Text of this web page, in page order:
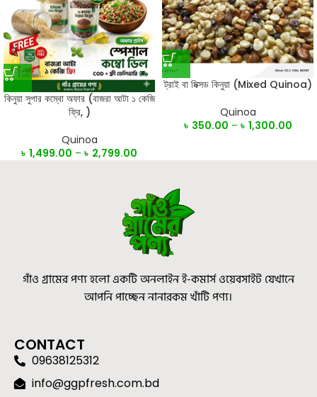
কিনুয়া সুপার কম্বো অফার (বাজরা আটা ১ কেজি
ফ্রি, )
Quinoa
৳ 1,499.00 – ৳ 2,799.00
ট্রাই বা মিক্সড কিনুয়া (Mixed Quinoa)
Quinoa
৳ 350.00 – ৳ 1,300.00
গাঁও গ্রামের পণ্য হলো একটি অনলাইন ই-কমার্স ওয়েবসাইট যেখানে
আপনি পাচ্ছেন নানারকম খাঁটি পণ্য।
CONTACT
09638125312
info@ggpfresh.com.bd